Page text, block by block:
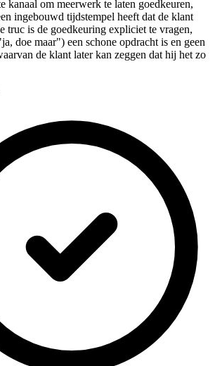
kanaal om meerwerk te laten goedkeuren,
ingebouwd tijdstempel heeft dat de klant
truc is de goedkeuring expliciet te vragen,
doe maar") een schone opdracht is en geen
de klant later kan zeggen dat hij het zo